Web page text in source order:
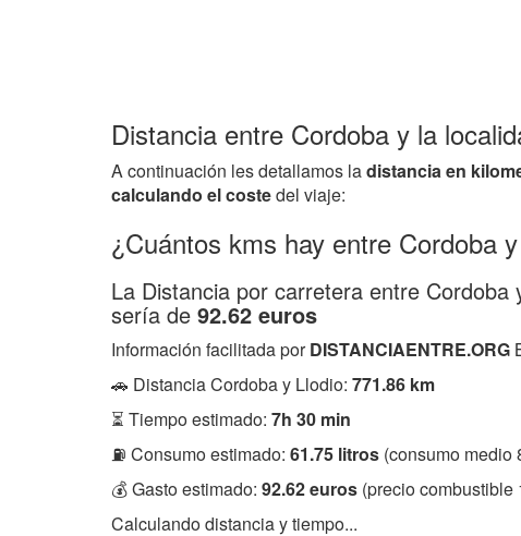
Distancia entre Cordoba y la
A continuación les detallamos ladistancia en
calculando el costedel viaje:
¿Cuántos kms hay entre Cordoba
La Distancia por carretera entre Cordoba
sería de 92.62 euros
Información facilitada porDISTANCIAENTRE.ORG
🚗 Distancia Cordoba y Llodio: 771.86 km
⏳ Tiempo estimado: 7h 30 min
⛽ Consumo estimado: 61.75 litros (consumo medio
💰 Gasto estimado: 92.62 euros (precio combustible
Calculando distancia y tiempo...